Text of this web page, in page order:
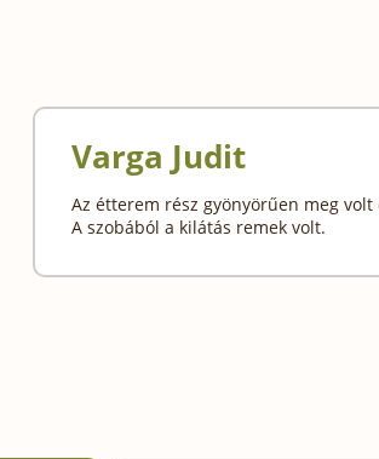
Varga Judit
Az étterem rész gyönyörűen meg volt
A szobából a kilátás remek volt.